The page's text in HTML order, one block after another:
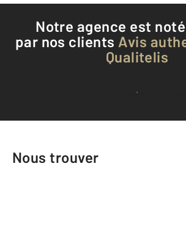
Notre agence est
par nos clients Avis
Qualitelis
Voir tous les avis
Nous trouver